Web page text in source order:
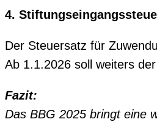
4.
Der Steuersatz für
Ab 1.1.2026 soll weiters
Fazit:
Das BBG 2025 bringt eine